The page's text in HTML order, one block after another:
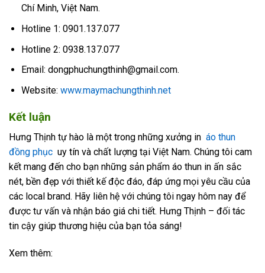
Chí Minh, Việt Nam.
Hotline 1: 0901.137.077
Hotline 2: 0938.137.077
Email: dongphuchungthinh@gmail.com.
Website: www.maymachungthinh.net
Kết luận
Hưng Thịnh tự hào là một trong những xưởng in áo thun
đồng phục uy tín và chất lượng tại Việt Nam. Chúng tôi cam
kết mang đến cho bạn những sản phẩm áo thun in ấn sắc
nét, bền đẹp với thiết kế độc đáo, đáp ứng mọi yêu cầu của
các local brand. Hãy liên hệ với chúng tôi ngay hôm nay để
được tư vấn và nhận báo giá chi tiết. Hưng Thịnh – đối tác
tin cậy giúp thương hiệu của bạn tỏa sáng!
Xem thêm: